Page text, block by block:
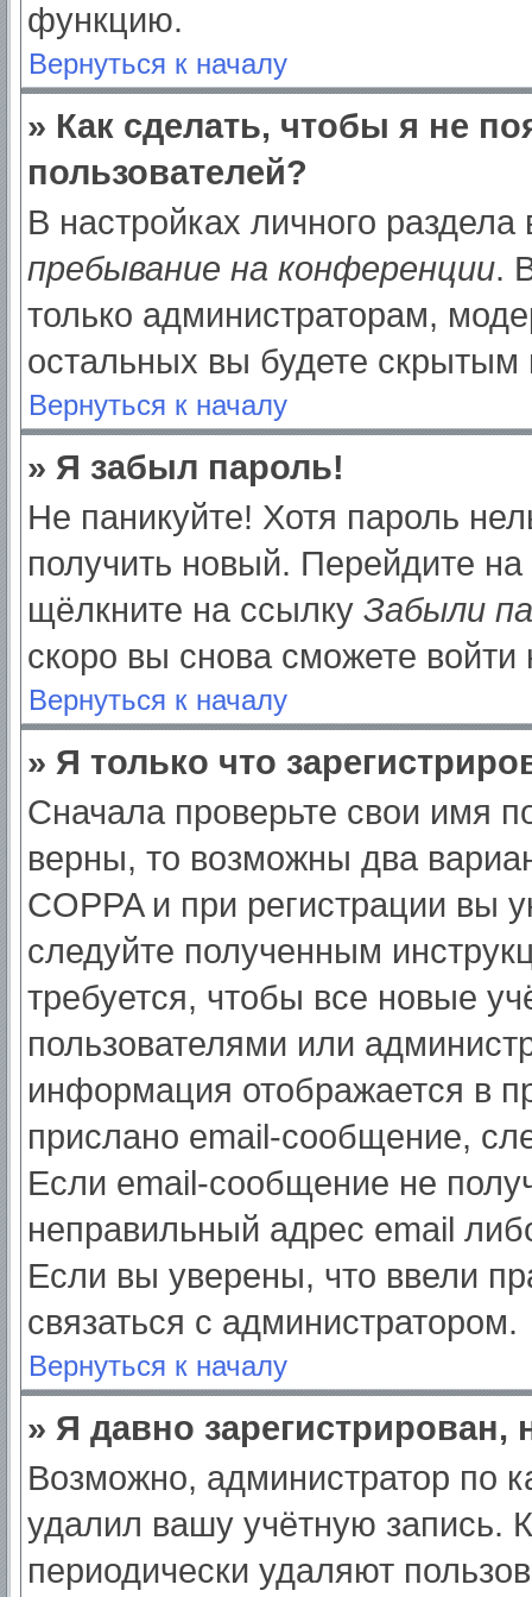
функцию.
Вернуться к началу
» Как сделать, чтобы я не
пользователей?
В настройках личного
пребывание на конференции.
только администраторам,
остальных вы будете скрытым
Вернуться к началу
» Я забыл пароль!
Не паникуйте! Хотя пароль
получить новый. Перейдите
щёлкните на ссылку Забыли
скоро вы снова сможете
Вернуться к началу
» Я только что
Сначала проверьте свои имя
верны, то возможны два
COPPA и при регистрации вы
следуйте полученным
требуется, чтобы все новые
пользователями или
информация отображается в
прислано email-сообщение,
Если email-сообщение не
неправильный адрес email
Если вы уверены, что ввели
связаться с администратором.
Вернуться к началу
» Я давно
Возможно, администратор по
удалил вашу учётную запись.
периодически удаляют